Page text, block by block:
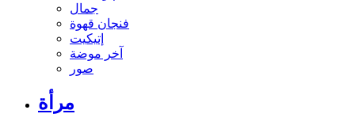
جمال
فنجان قهوة
إتيكيت
آخر موضة
صور
مرأة